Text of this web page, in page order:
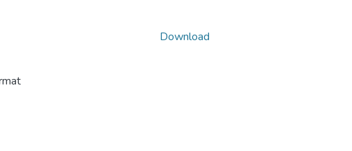
Download